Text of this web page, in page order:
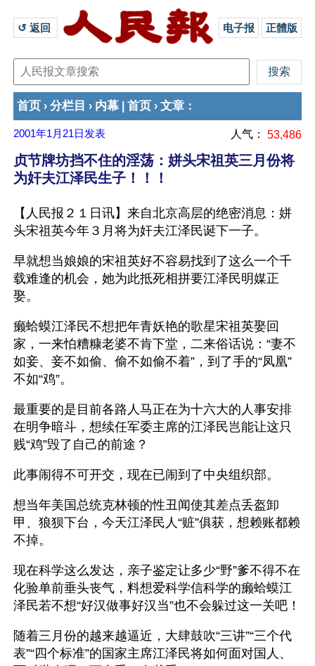
↺ 返回 电子报 正體版
首页 › 分栏目 › 内幕 首页 › 文章 ：
2001年1月21日 发表 人气： 53,486
贞节牌坊挡不住的淫荡：姘头宋祖英三月份将
为奸夫江泽民生子！！！
【人民报２１日讯】来自北京高层的绝密消息：姘
头宋祖英今年３月将为奸夫江泽民诞下一子。
早就想当娘娘的宋祖英好不容易找到了这么一个千
载难逢的机会，她为此抵死相拼要江泽民明媒正
娶。
癞蛤蟆江泽民不想把年青妖艳的歌星宋祖英娶回
家，一来怕糟糠老婆不肯下堂，二来俗话说：“妻不
如妾、妾不如偷、偷不如偷不着”，到了手的“凤凰”
不如“鸡”。
最重要的是目前各路人马正在为十六大的人事安排
在明争暗斗，想续任军委主席的江泽民岂能让这只
贱“鸡”毁了自己的前途？
此事闹得不可开交，现在已闹到了中央组织部。
想当年美国总统克林顿的性丑闻使其差点丢盔卸
甲、狼狈下台，今天江泽民人“赃”俱获，想赖账都赖
不掉。
现在科学这么发达，亲子鉴定让多少“野”爹不得不在
化验单前垂头丧气，料想爱科学信科学的癞蛤蟆江
泽民若不想“好汉做事好汉当”也不会躲过这一关吧！
随着三月份的越来越逼近，大肆鼓吹“三讲”“三个代
表”“四个标准”的国家主席江泽民将如何面对国人、